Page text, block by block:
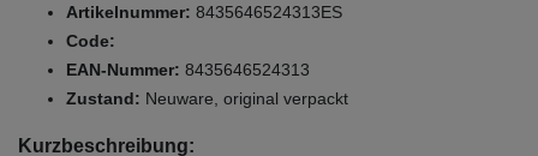
Artikelnummer: 8435646524313ES
Code:
EAN-Nummer: 8435646524313
Zustand: Neuware, original verpackt
Kurzbeschreibung: